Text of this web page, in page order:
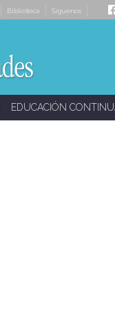
Biblioteca Síguenos
EDUCACIÓN